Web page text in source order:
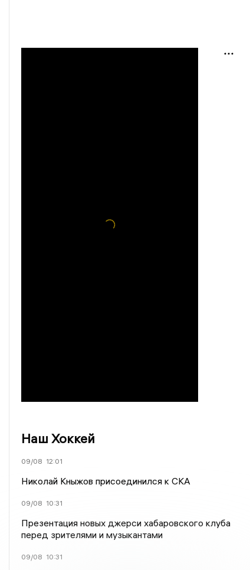
Наш Хоккей
09/08 12:01
Николай Кныжов присоединился к СКА
09/08 10:31
Презентация новых джерси хабаровского клуба
перед зрителями и музыкантами
09/08 10:31